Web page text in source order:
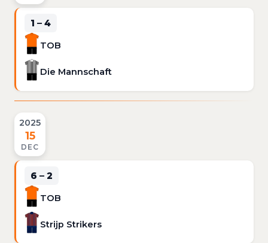
1 – 4
TOB
Die Mannschaft
2025
15
DEC
6 – 2
TOB
Strijp Strikers